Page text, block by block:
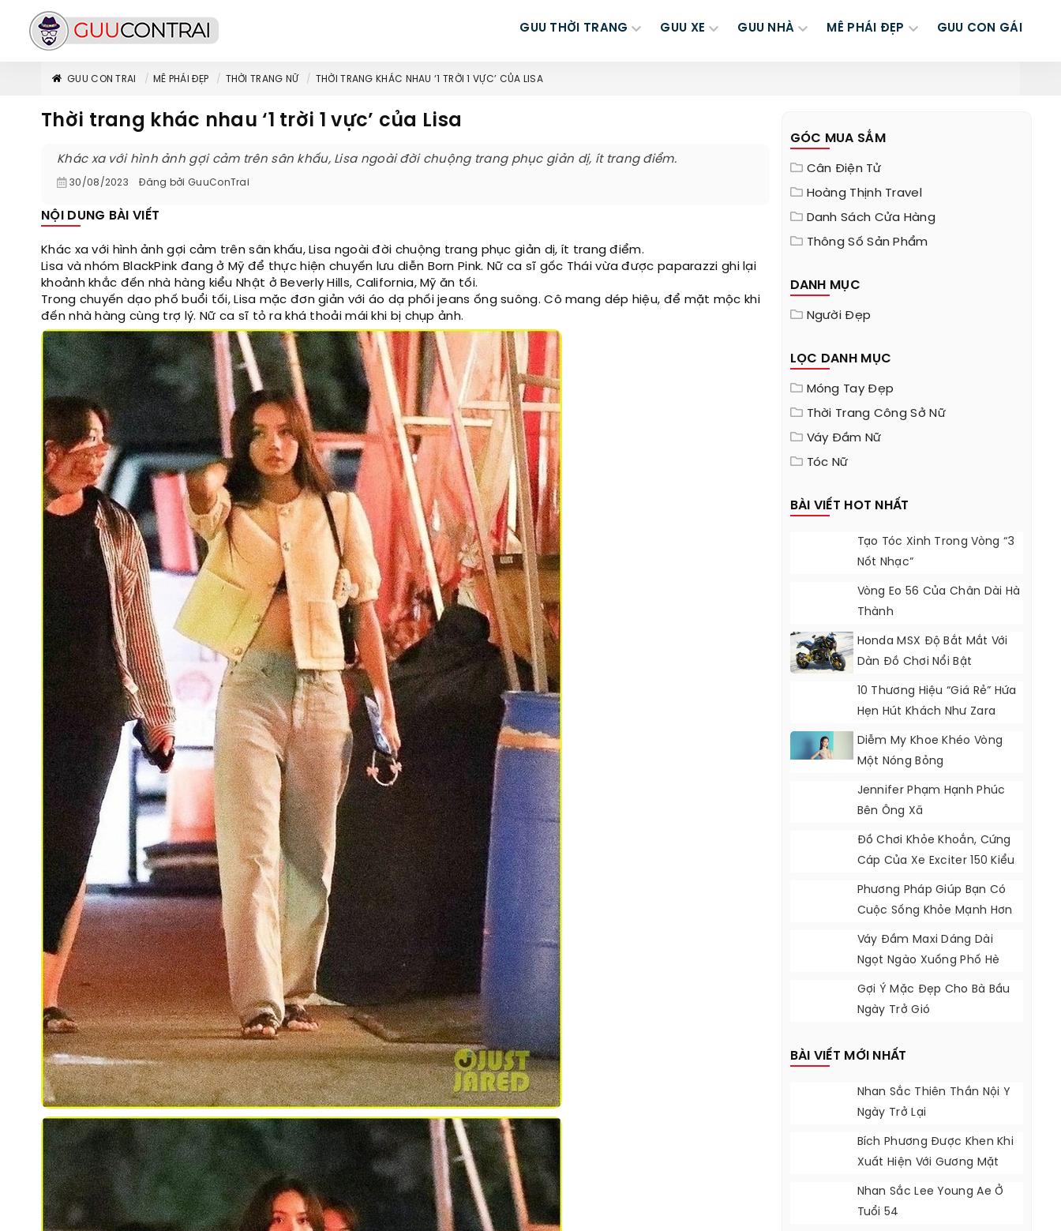
GUU THỜI TRANG GUU XE GUU NHÀ MÊ PHÁI ĐẸP GUU CON GÁI
GUU CON TRAI MÊ PHÁI ĐẸP THỜI TRANG NỮ THỜI TRANG KHÁC NHAU ‘1 TRỜI 1 VỰC’ CỦA LISA
Thời trang khác nhau ‘1 trời 1 vực’ của Lisa
Khác xa với hình ảnh gợi cảm trên sân khấu, Lisa ngoài đời chuộng trang phục giản dị, ít trang điểm.
30/08/2023 Đăng bởi GuuConTrai
NỘI DUNG BÀI VIẾT
Khác xa với hình ảnh gợi cảm trên sân khấu, Lisa ngoài đời chuộng trang phục giản dị, ít trang điểm.
Lisa và nhóm BlackPink đang ở Mỹ để thực hiện chuyến lưu diễn Born Pink. Nữ ca sĩ gốc Thái vừa được paparazzi ghi lại
khoảnh khắc đến nhà hàng kiểu Nhật ở Beverly Hills, California, Mỹ ăn tối.
Trong chuyến dạo phố buổi tối, Lisa mặc đơn giản với áo dạ phối jeans ống suông. Cô mang dép hiệu, để mặt mộc khi
đến nhà hàng cùng trợ lý. Nữ ca sĩ tỏ ra khá thoải mái khi bị chụp ảnh.
GÓC MUA SẮM
Cân Điện Tử
Hoàng Thịnh Travel
Danh Sách Cửa Hàng
Thông Số Sản Phẩm
DANH MỤC
Người Đẹp
LỌC DANH MỤC
Móng Tay Đẹp
Thời Trang Công Sở Nữ
Váy Đầm Nữ
Tóc Nữ
BÀI VIẾT HOT NHẤT
Tạo Tóc Xinh Trong Vòng “3
Nốt Nhạc”
Vòng Eo 56 Của Chân Dài Hà
Thành
Honda MSX Độ Bắt Mắt Với
Dàn Đồ Chơi Nổi Bật
10 Thương Hiệu “giá Rẻ” Hứa
Hẹn Hút Khách Như Zara
Diễm My Khoe Khéo Vòng
Một Nóng Bỏng
Jennifer Phạm Hạnh Phúc
Bên Ông Xã
Đồ Chơi Khỏe Khoắn, Cứng
Cáp Của Xe Exciter 150 Kiểu
Indonesia
Phương Pháp Giúp Bạn Có
Cuộc Sống Khỏe Mạnh Hơn
Váy Đầm Maxi Dáng Dài
Ngọt Ngào Xuống Phố Hè
2017
Gợi Ý Mặc Đẹp Cho Bà Bầu
Ngày Trở Gió
BÀI VIẾT MỚI NHẤT
Nhan Sắc Thiên Thần Nội Y
Ngày Trở Lại
Bích Phương Được Khen Khi
Xuất Hiện Với Gương Mặt
Khác Lạ
Nhan Sắc Lee Young Ae Ở
Tuổi 54